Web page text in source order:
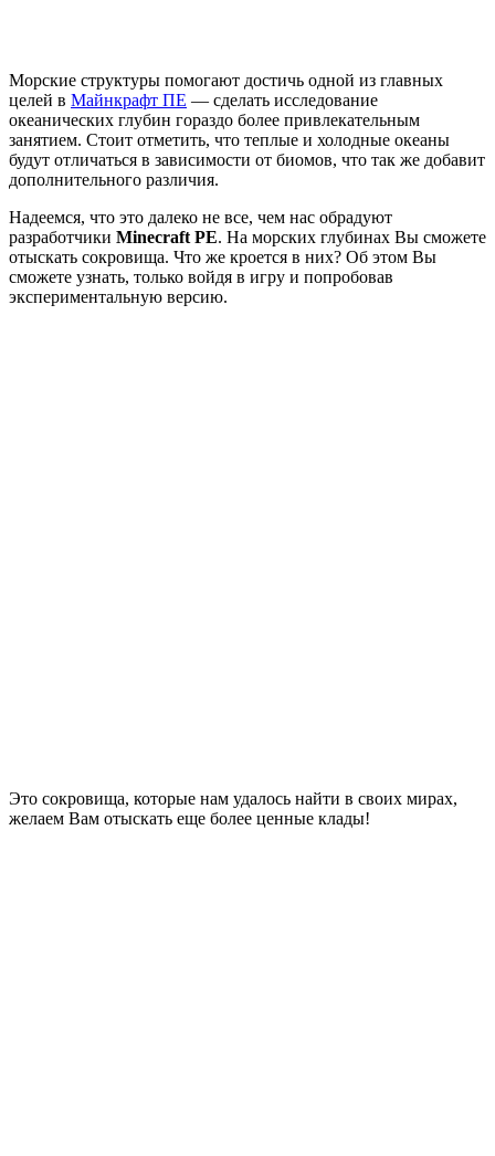
Морские структуры помогают достичь одной из главных
целей в Майнкрафт ПЕ — сделать исследование
океанических глубин гораздо более привлекательным
занятием. Стоит отметить, что теплые и холодные океаны
будут отличаться в зависимости от биомов, что так же добавит
дополнительного различия.
Надеемся, что это далеко не все, чем нас обрадуют
разработчики Minecraft PE. На морских глубинах Вы сможете
отыскать сокровища. Что же кроется в них? Об этом Вы
сможете узнать, только войдя в игру и попробовав
экспериментальную версию.
Это сокровища, которые нам удалось найти в своих мирах,
желаем Вам отыскать еще более ценные клады!